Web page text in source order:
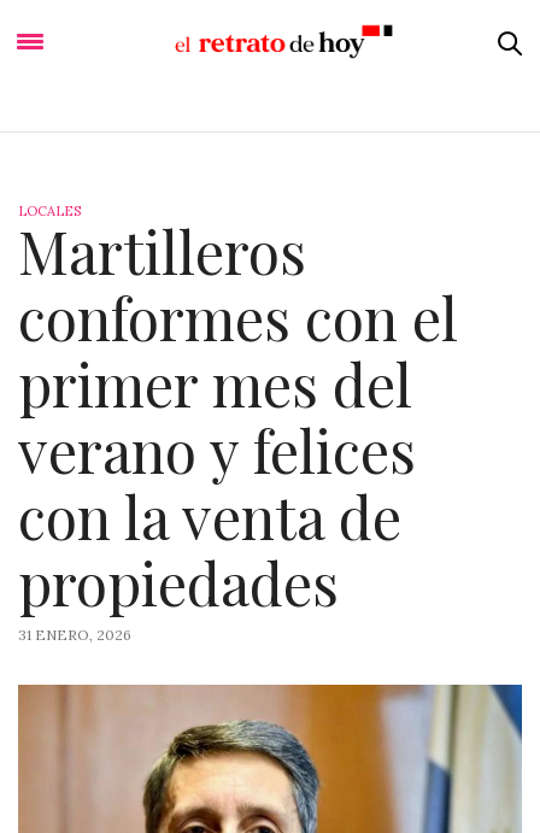
LOCALES
Martilleros
conformes con el
primer mes del
verano y felices
con la venta de
propiedades
31 ENERO, 2026